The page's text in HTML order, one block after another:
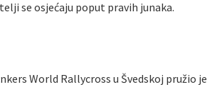
se osjećaju poput pravih junaka.
World Rallycross u Švedskoj pružio je